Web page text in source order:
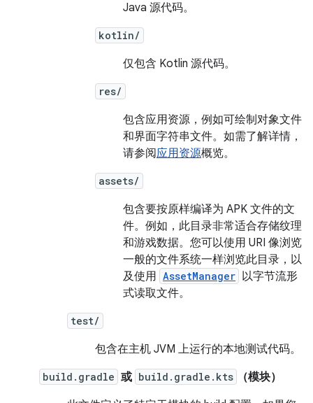
Java 源代码。
kotlin/
仅包含 Kotlin 源代码。
res/
包含应用资源，例如可绘制对象文件
和界面字符串文件。如需了解详情，
请参阅应用资源概览。
assets/
包含要按原样编译为 APK 文件的文
件。例如，此目录非常适合存储纹理
和游戏数据。您可以使用 URI 像浏览
一般的文件系统一样浏览此目录，以
及使用 AssetManager 以字节流形
式读取文件。
test/
包含在主机 JVM 上运行的本地测试代码。
build.gradle 或 build.gradle.kts
（模块）